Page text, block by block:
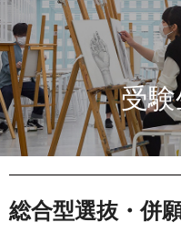
ビ
ゲ
ー
シ
ョ
ン
へ
ゲ
ー
シ
ョ
ン
へ
受
総合型選抜・併